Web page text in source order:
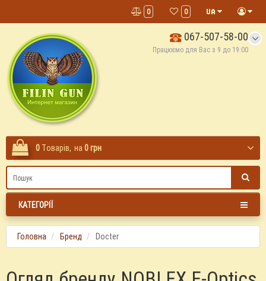
0
0
067-507-58-00
Працюємо для Вас з 9 до 19:00
0 Tоварів, на 0 грн
КАТЕГОРІЇ
Головна Бренд Docter